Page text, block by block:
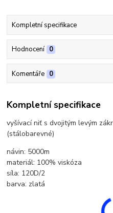
Kompletní specifikace
Hodnocení 0
Komentáře 0
Kompletní specifikace
vyšívací niť s dvojitým levým
(stálobarevné)
návin: 5000m
materiál: 100% viskóza
síla: 120D/2
barva: zlatá